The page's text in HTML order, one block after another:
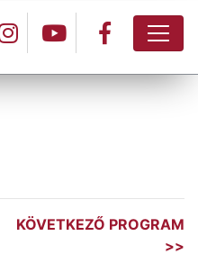
KÖVETKEZŐ PROGRAM
>>